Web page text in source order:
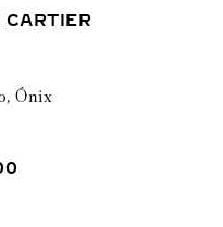
CARTIER
Ónix